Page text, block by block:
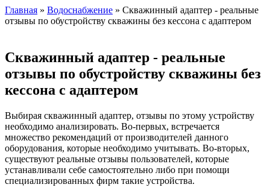
Главная » Водоснабжение » Скважинный адаптер - реальные
отзывы по обустройству скважины без кессона с адаптером
Скважинный адаптер - реальные
отзывы по обустройству скважины без
кессона с адаптером
Выбирая скважинный адаптер, отзывы по этому устройству
необходимо анализировать. Во-первых, встречается
множество рекомендаций от производителей данного
оборудования, которые необходимо учитывать. Во-вторых,
существуют реальные отзывы пользователей, которые
устанавливали себе самостоятельно либо при помощи
специализированных фирм такие устройства.